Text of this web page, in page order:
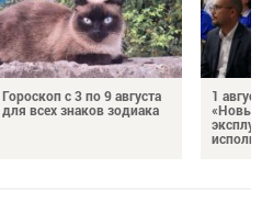
Гороскоп с 3 по 9 августа
для всех знаков зодиака
1
«Новые